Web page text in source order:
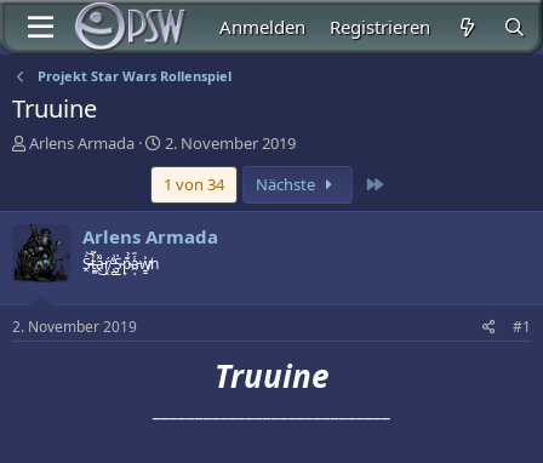
Anmelden Registrieren
Projekt Star Wars Rollenspiel
Truuine
E
t
e
l
l
r
Arlens Armada
E
r
s
t
e
m
2. November 2019
1 von 34
Nächste
Arlens Armada
S̵̭̍͝t̶͍̰̉͂a̵̭͂̏͜ŕ̸͕̭ ̵̖̻̓͗S̴̡̲̍p̴̞͊̉a̵̯̾̎ͅw̸͍̱͐n
2. November 2019 #1
Truuine